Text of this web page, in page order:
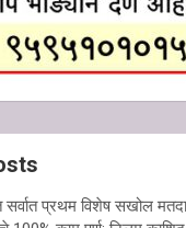
सर्वात प्रथम विशेष सखोल